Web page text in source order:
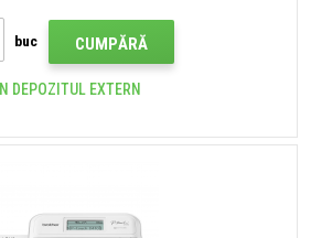
buc CUMPĂRĂ
ÎN DEPOZITUL EXTERN